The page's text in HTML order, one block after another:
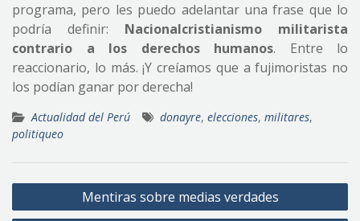
programa, pero les puedo adelantar una frase que lo
podría definir: Nacionalcristianismo militarista
contrario a los derechos humanos. Entre lo
reaccionario, lo más. ¡Y creíamos que a fujimoristas no
los podían ganar por derecha!
Actualidad del Perú donayre, elecciones, militares,
politiqueo
Navegación
de
Mentiras sobre medias verdades